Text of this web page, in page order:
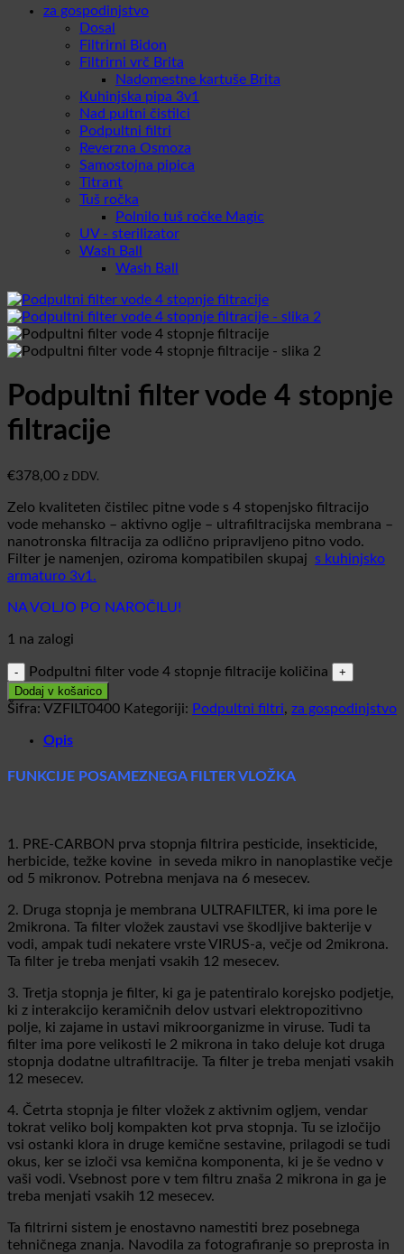
za gospodinjstvo
Dosal
Filtrirni Bidon
Filtrirni vrč Brita
Nadomestne kartuše Brita
Kuhinjska pipa 3v1
Nad pultni čistilci
Podpultni filtri
Reverzna Osmoza
Samostojna pipica
Titrant
Tuš ročka
Polnilo tuš ročke Magic
UV - sterilizator
Wash Ball
Wash Ball
Podpultni filter vode 4 stopnje
filtracije
€378,00 z DDV.
Zelo kvaliteten čistilec pitne vode s 4 stopenjsko filtracijo
vode mehansko – aktivno oglje – ultrafiltracijska membrana –
nanotronska filtracija za odlično pripravljeno pitno vodo.
Filter je namenjen, oziroma kompatibilen skupaj s kuhinjsko
armaturo 3v1.
NA VOLJO PO NAROČILU!
1 na zalogi
Podpultni filter vode 4 stopnje filtracije količina
Dodaj v košarico
Šifra: VZFILT0400 Kategoriji: Podpultni filtri, za gospodinjstvo
Opis
FUNKCIJE POSAMEZNEGA FILTER VLOŽKA
1. PRE-CARBON prva stopnja filtrira pesticide, insekticide,
herbicide, težke kovine in seveda mikro in nanoplastike večje
od 5 mikronov. Potrebna menjava na 6 mesecev.
2. Druga stopnja je membrana ULTRAFILTER, ki ima pore le
2mikrona. Ta filter vložek zaustavi vse škodljive bakterije v
vodi, ampak tudi nekatere vrste VIRUS-a, večje od 2mikrona.
Ta filter je treba menjati vsakih 12 mesecev.
3. Tretja stopnja je filter, ki ga je patentiralo korejsko podjetje,
ki z interakcijo keramičnih delov ustvari elektropozitivno
polje, ki zajame in ustavi mikroorganizme in viruse. Tudi ta
filter ima pore velikosti le 2 mikrona in tako deluje kot druga
stopnja dodatne ultrafiltracije. Ta filter je treba menjati vsakih
12 mesecev.
4. Četrta stopnja je filter vložek z aktivnim ogljem, vendar
tokrat veliko bolj kompakten kot prva stopnja. Tu se izločijo
vsi ostanki klora in druge kemične sestavine, prilagodi se tudi
okus, ker se izloči vsa kemična komponenta, ki je še vedno v
vaši vodi. Vsebnost pore v tem filtru znaša 2 mikrona in ga je
treba menjati vsakih 12 mesecev.
Ta filtrirni sistem je enostavno namestiti brez posebnega
tehničnega znanja. Navodila za fotografiranje so preprosta in